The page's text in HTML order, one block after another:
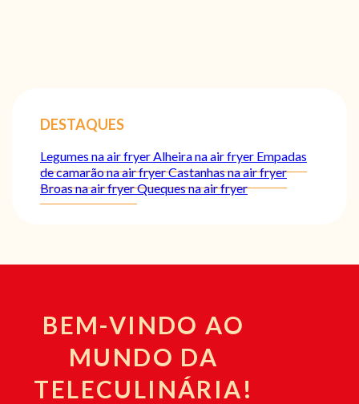
DESTAQUES
Legumes na air fryer Alheira na air fryer Empadas
de camarão na air fryerCastanhas na air fryer
Broas na air fryerQueques na air fryer
BEM-VINDO AO
MUNDO DA
TELECULINÁRIA!